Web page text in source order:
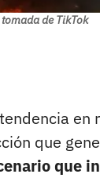
de TikTok
en
que
que